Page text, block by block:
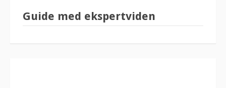
Guide med ekspertviden